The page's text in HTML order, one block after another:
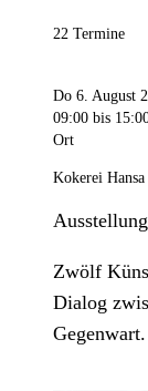
22 Termine
Do 6. August
09:00 bis
Ort
Kokerei
Zwölf
Dialog
Gegenwart.